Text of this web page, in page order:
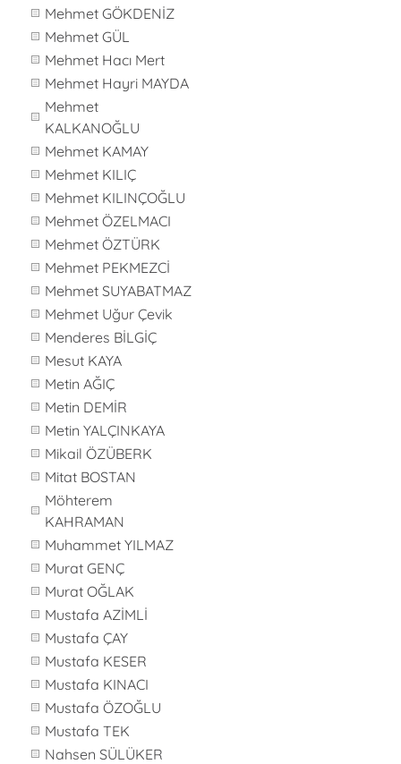
Mehmet GÖKDENİZ
Mehmet GÜL
Mehmet Hacı Mert
Mehmet Hayri MAYDA
Mehmet
KALKANOĞLU
Mehmet KAMAY
Mehmet KILIÇ
Mehmet KILINÇOĞLU
Mehmet ÖZELMACI
Mehmet ÖZTÜRK
Mehmet PEKMEZCİ
Mehmet SUYABATMAZ
Mehmet Uğur Çevik
Menderes BİLGİÇ
Mesut KAYA
Metin AĞIÇ
Metin DEMİR
Metin YALÇINKAYA
Mikail ÖZÜBERK
Mitat BOSTAN
Möhterem
KAHRAMAN
Muhammet YILMAZ
Murat GENÇ
Murat OĞLAK
Mustafa AZİMLİ
Mustafa ÇAY
Mustafa KESER
Mustafa KINACI
Mustafa ÖZOĞLU
Mustafa TEK
Nahsen SÜLÜKER